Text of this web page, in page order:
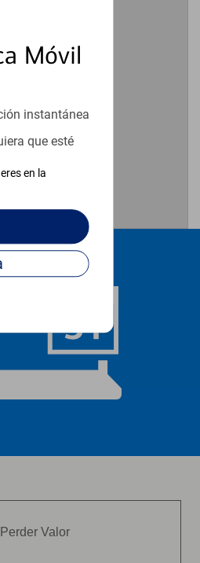
Móvil
instantánea
que esté
en la
Valor